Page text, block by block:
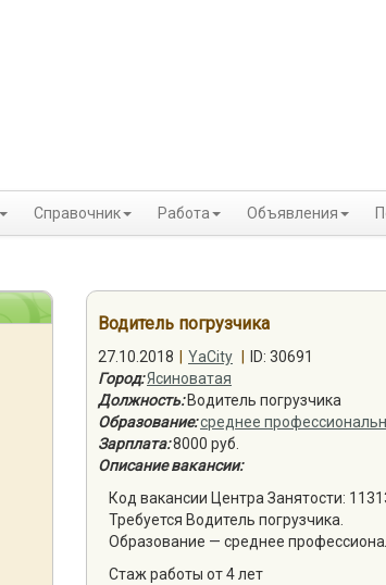
Справочник Работа Объявления
Водитель погрузчика
27.10.2018 YaCity
ID: 30691
Город:Ясиноватая
Должность: Водитель погрузчика
Образование:среднее
Зарплата:8000 руб.
Описание вакансии:
Код вакансии Центра Занятости:
Требуется Водитель погрузчика.
Образование — среднее
Стаж работы от 4 лет